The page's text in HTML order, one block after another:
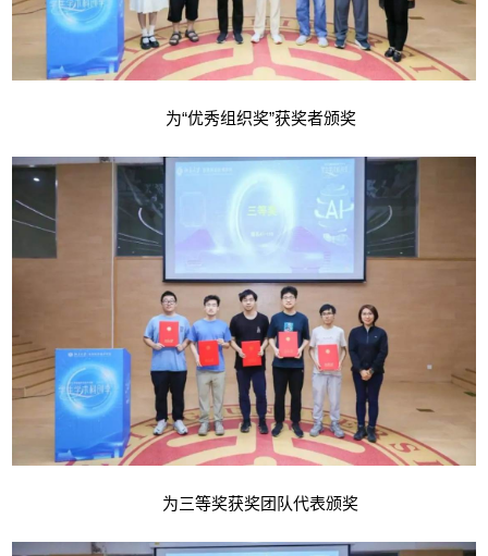
为“优秀组织奖”获奖者颁奖
为三等奖获奖团队代表颁奖